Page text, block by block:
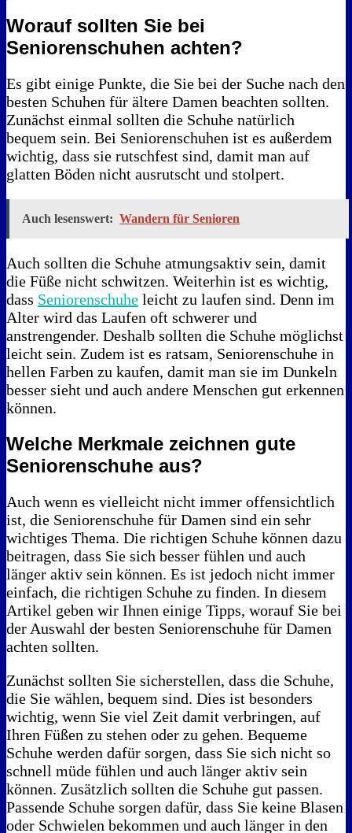
Worauf sollten Sie bei
Seniorenschuhen achten?
Es gibt einige Punkte, die Sie bei der Suche nach den
besten Schuhen für ältere Damen beachten sollten.
Zunächst einmal sollten die Schuhe natürlich
bequem sein. Bei Seniorenschuhen ist es außerdem
wichtig, dass sie rutschfest sind, damit man auf
glatten Böden nicht ausrutscht und stolpert.
Auch lesenswert: Wandern für Senioren
Auch sollten die Schuhe atmungsaktiv sein, damit
die Füße nicht schwitzen. Weiterhin ist es wichtig,
dass Seniorenschuhe leicht zu laufen sind. Denn im
Alter wird das Laufen oft schwerer und
anstrengender. Deshalb sollten die Schuhe möglichst
leicht sein. Zudem ist es ratsam, Seniorenschuhe in
hellen Farben zu kaufen, damit man sie im Dunkeln
besser sieht und auch andere Menschen gut erkennen
können.
Welche Merkmale zeichnen gute
Seniorenschuhe aus?
Auch wenn es vielleicht nicht immer offensichtlich
ist, die Seniorenschuhe für Damen sind ein sehr
wichtiges Thema. Die richtigen Schuhe können dazu
beitragen, dass Sie sich besser fühlen und auch
länger aktiv sein können. Es ist jedoch nicht immer
einfach, die richtigen Schuhe zu finden. In diesem
Artikel geben wir Ihnen einige Tipps, worauf Sie bei
der Auswahl der besten Seniorenschuhe für Damen
achten sollten.
Zunächst sollten Sie sicherstellen, dass die Schuhe,
die Sie wählen, bequem sind. Dies ist besonders
wichtig, wenn Sie viel Zeit damit verbringen, auf
Ihren Füßen zu stehen oder zu gehen. Bequeme
Schuhe werden dafür sorgen, dass Sie sich nicht so
schnell müde fühlen und auch länger aktiv sein
können. Zusätzlich sollten die Schuhe gut passen.
Passende Schuhe sorgen dafür, dass Sie keine Blasen
oder Schwielen bekommen und auch länger in den